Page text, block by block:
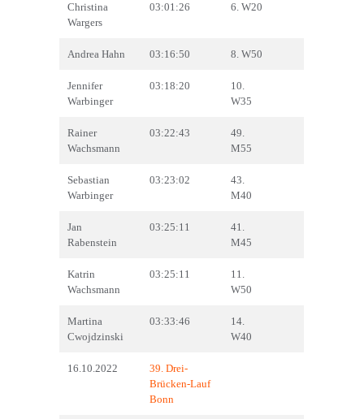
Christina
Wargers
03:01:26 6. W20
Andrea Hahn 03:16:50 8. W50
Jennifer
Warbinger
03:18:20
10.
W35
Rainer
Wachsmann
03:22:43
49.
M55
Sebastian
Warbinger
03:23:02
43.
M40
Jan
Rabenstein
03:25:11
41.
M45
Katrin
Wachsmann
03:25:11
11.
W50
Martina
Cwojdzinski
03:33:46
14.
W40
16.10.2022
39. Drei-
Brücken-Lauf
Bonn